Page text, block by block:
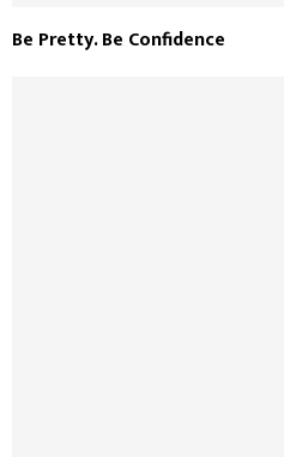
Be Pretty. Be Confidence